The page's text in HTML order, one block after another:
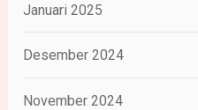
Januari 2025
Desember 2024
November 2024